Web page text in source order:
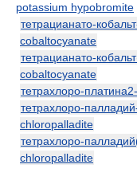
potassium hypobromite
тетрацианато-
cobaltocyanate
тетрацианато-
cobaltocyanate
тетрахлоро-
тетрахлоро-
chloropalladite
тетрахлоро-
chloropalladite